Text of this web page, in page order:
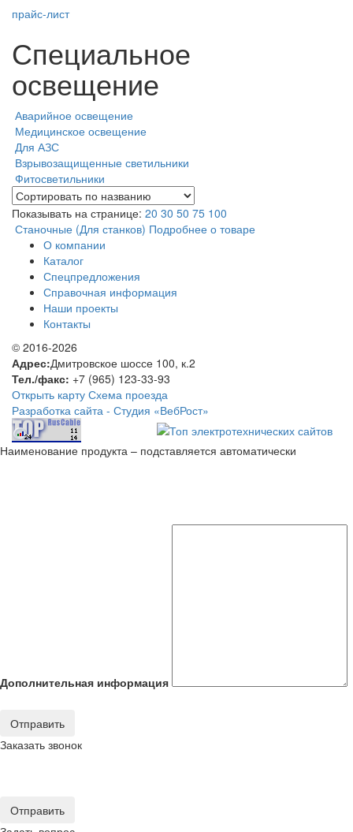
прайс-лист
Специальное
освещение
Аварийное освещение
Медицинское освещение
Для АЗС
Взрывозащищенные светильники
Фитосветильники
Показывать на странице: 20 30 50 75 100
Станочные (Для станков) Подробнее о товаре
О компании
Каталог
Спецпредложения
Справочная информация
Наши проекты
Контакты
© 2016-2026
Адрес:Дмитровское шоссе 100, к.2
Тел./факс: +7 (965) 123-33-93
Открыть карту Схема проезда
Разработка сайта - Студия «ВебРост»
Наименование продукта – подставляется автоматически
Дополнительная информация
Отправить
Заказать звонок
Отправить